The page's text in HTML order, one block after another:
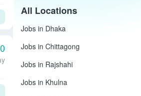
All Locations
Jobs in Dhaka
Jobs in Chittagong
Jobs in Rajshahi
Jobs in Khulna